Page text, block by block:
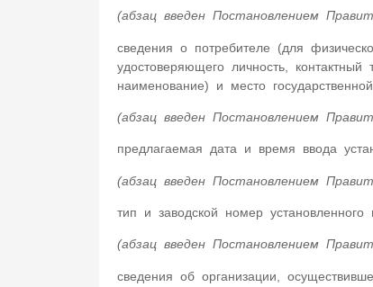
(абзац введен Постановлением
сведения о потребителе (для
удостоверяющего личность,
наименование) и место
(абзац введен Постановлением
предлагаемая дата и время ввода
(абзац введен Постановлением
тип и заводской номер установленного
(абзац введен Постановлением
сведения об организации,